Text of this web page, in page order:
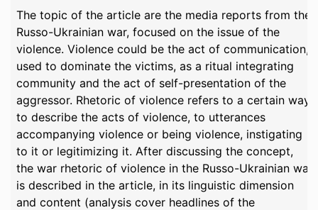
The topic of the article are the media reports from the
Russo-Ukrainian war, focused on the issue of the
violence. Violence could be the act of communication,
used to dominate the victims, as a ritual integrating
community and the act of self-presentation of the
aggressor. Rhetoric of violence refers to a certain way
to describe the acts of violence, to utterances
accompanying violence or being violence, instigating
to it or legitimizing it. After discussing the concept,
the war rhetoric of violence in the Russo-Ukrainian war
is described in the article, in its linguistic dimension
and content (analysis cover headlines of the